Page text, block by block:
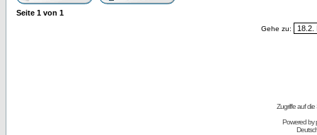
Seite 1 von 1
Gehe zu:
Zugriffe auf
Powered by